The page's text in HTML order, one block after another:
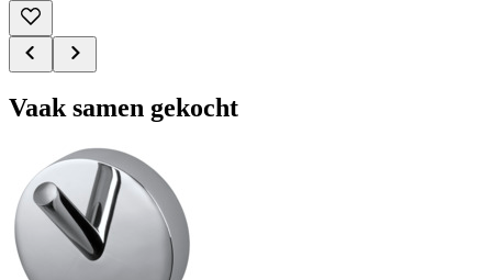
Vaak samen gekocht